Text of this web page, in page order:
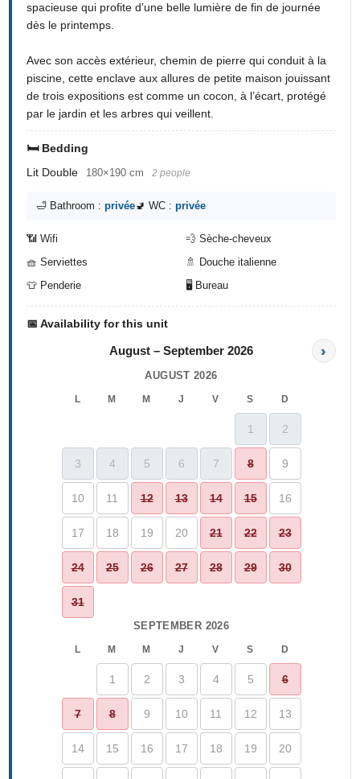
spacieuse qui profite d’une belle lumière de fin de journée
dès le printemps.
Avec son accès extérieur, chemin de pierre qui conduit à la
piscine, cette enclave aux allures de petite maison jouissant
de trois expositions est comme un cocon, à l’écart, protégé
par le jardin et les arbres qui veillent.
🛏️ Bedding
Lit Double
180×190 cm 2 people
🛁 Bathroom :privée🚽 WC :privée
📶 Wifi
💨 Sèche-cheveux
🧺 Serviettes
🚿 Douche italienne
👕 Penderie
🖥️ Bureau
📅 Availability for this unit
August – September 2026 ›
AUGUST 2026
L M M J V S D
1 2
3 4 5 6 7 8 9
10 11 12 13 14 15 16
17 18 19 20 21 22 23
24 25 26 27 28 29 30
31
SEPTEMBER 2026
L M M J V S D
1 2 3 4 5 6
7 8 9 10 11 12 13
14 15 16 17 18 19 20